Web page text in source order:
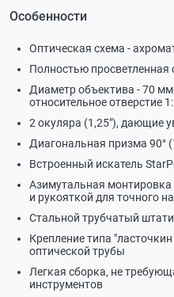
Особенности
Оптическая схема -
Полностью просветленная
Диаметр объектива - 70
относительное отверстие
2 окуляра (1,25"), дающие
Диагональная призма 90°
Встроенный искатель
Азимутальная монтировка
и рукояткой для точного
Стальной трубчатый
Крепление типа
оптической трубы
Легкая сборка, не
инструментов